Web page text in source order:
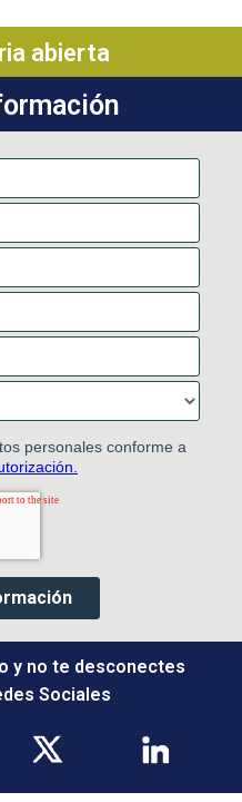
abierta
y no te desconectes
Sociales